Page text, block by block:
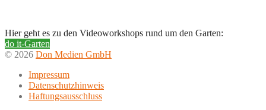
Hier geht es zu den Videoworkshops rund um den Garten:
do it-Garten
© 2026 Don Medien GmbH
Impressum
Datenschutzhinweis
Haftungsausschluss